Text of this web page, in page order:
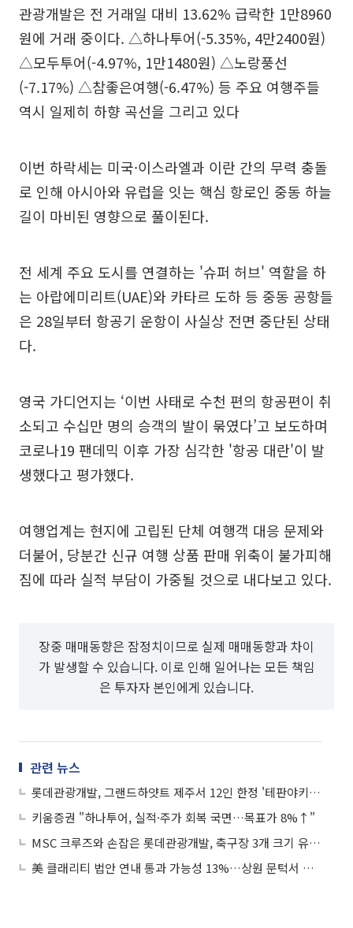
관광개발은 전 거래일 대비 13.62% 급락한 1만8960
원에 거래 중이다. △하나투어(-5.35%, 4만2400원)
△모두투어(-4.97%, 1만1480원) △노랑풍선
(-7.17%) △참좋은여행(-6.47%) 등 주요 여행주들
역시 일제히 하향 곡선을 그리고 있다
이번 하락세는 미국·이스라엘과 이란 간의 무력 충돌
로 인해 아시아와 유럽을 잇는 핵심 항로인 중동 하늘
길이 마비된 영향으로 풀이된다.
전 세계 주요 도시를 연결하는 '슈퍼 허브' 역할을 하
는 아랍에미리트(UAE)와 카타르 도하 등 중동 공항들
은 28일부터 항공기 운항이 사실상 전면 중단된 상태
다.
영국 가디언지는 ‘이번 사태로 수천 편의 항공편이 취
소되고 수십만 명의 승객의 발이 묶였다’고 보도하며
코로나19 팬데믹 이후 가장 심각한 '항공 대란'이 발
생했다고 평가했다.
여행업계는 현지에 고립된 단체 여행객 대응 문제와
더불어, 당분간 신규 여행 상품 판매 위축이 불가피해
짐에 따라 실적 부담이 가중될 것으로 내다보고 있다.
장중 매매동향은 잠정치이므로 실제 매매동향과 차이
가 발생할 수 있습니다. 이로 인해 일어나는 모든 책임
은 투자자 본인에게 있습니다.
관련 뉴스
롯데관광개발, 그랜드하얏트 제주서 12인 한정 '테판야키 오마카세' 선봬
키움증권 "하나투어, 실적·주가 회복 국면…목표가 8%↑"
MSC 크루즈와 손잡은 롯데관광개발, 축구장 3개 크기 유람선 여행 기대감↑
美 클래리티 법안 연내 통과 가능성 13%…상원 문턱서 제동